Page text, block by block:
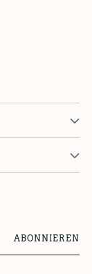
ABONNIEREN